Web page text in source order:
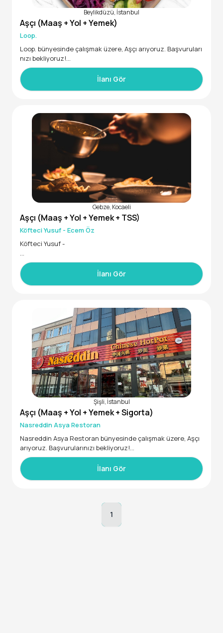
İŞ TANIMI:
-Gıda güvenliği ve hijyen standartlarına uygun şekilde üreti
min yapılması,
-Mutfak düzeninin sağlanması ve ekipmanların temizliğinin
yapılması,
-Malzeme stok takibinin yapılması ve eksiklerin bildirilmesi.
MAAŞ + YEMEK + SETCARD + ULAŞIM
ÇALIŞMA SAATLERİ:
Çalışma: Hafta içi / 07:00 - 17:00
İzin: Cumartesi - Pazar
Beylikdüzü, İstanbul
Aşçı (Maaş + Yol + Yemek)
Loop.
Loop. bünyesinde çalışmak üzere, Aşçı arıyoruz. Başvuruları
nızı bekliyoruz!
• 20 - 35 yaş aralığında
• 30.000 - 40.000 maaş aralığında
• Temiz disiplinli ve düzenli
İlanı Gör
Gebze, Kocaeli
Aşçı (Maaş + Yol + Yemek + TSS)
Köfteci Yusuf - Ecem Öz
Köfteci Yusuf -
SGK
39.200 TL maaş
Özel sağlık sigortası
Doğum günlerinde Flo‘da geçerli 2.500 TL hediye çeki
Her ay düzenli olarak erzak yardımı yapılmaktadır.
bünyesinde çalışmak üzere, Aşçı arıyoruz. Başvurularınızı b
ekliyoruz!
• 18 - 55 yaş aralığında
İlanı Gör
Şişli, İstanbul
Aşçı (Maaş + Yol + Yemek + Sigorta)
Nasreddin Asya Restoran
Nasreddin Asya Restoran bünyesinde çalışmak üzere, Aşçı
arıyoruz. Başvurularınızı bekliyoruz!
• En az 7 yıldan fazla deneyimli
İlanı Gör
1